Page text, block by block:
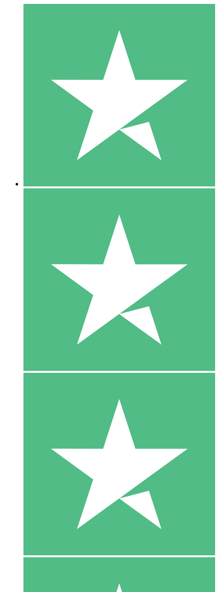
Pacotes de Créditos Individuais
Pague conforme o uso com créditos de download. Sem
1000
10 Downloads
20 00